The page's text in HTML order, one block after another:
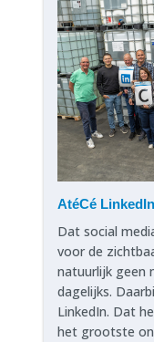
AtéCé
Dat social
voor de
natuurlijk geen
dagelijks.
LinkedIn. Dat
het grootste